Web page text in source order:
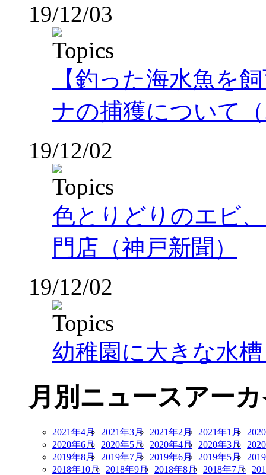
19/12/03
【釣った海水魚を
ナの捕獲について
19/12/02
色とりどりのエビ
門店（神戸新聞）
19/12/02
幼稚園に大きな水
月別ニュースアー
2021年4月 2021年3月 2021年2月 2021年1月
2020年6月
2020年5月 2020年4月 2020年3月
2019年8月
2019年7月 2019年6月 2019年5月
2018年10月
2018年9月 2018年8月 2018年7月